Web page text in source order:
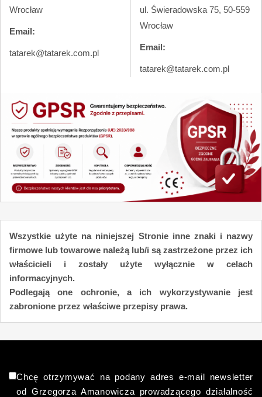
Wrocław
Email:
tatarek@tatarek.com.pl
ul. Świeradowska 75, 50-559
Wrocław
Email:
tatarek@tatarek.com.pl
Wszystkie użyte na niniejszej Stronie inne znaki i nazwy
firmowe lub towarowe należą lub/i są zastrzeżone przez ich
właścicieli i zostały użyte wyłącznie w celach
informacyjnych.
Podlegają one ochronie, a ich wykorzystywanie jest
zabronione przez właściwe przepisy prawa.
Chcę otrzymywać na podany adres e-mail newsletter
od Grzegorza Amanowicza prowadzącego działalność